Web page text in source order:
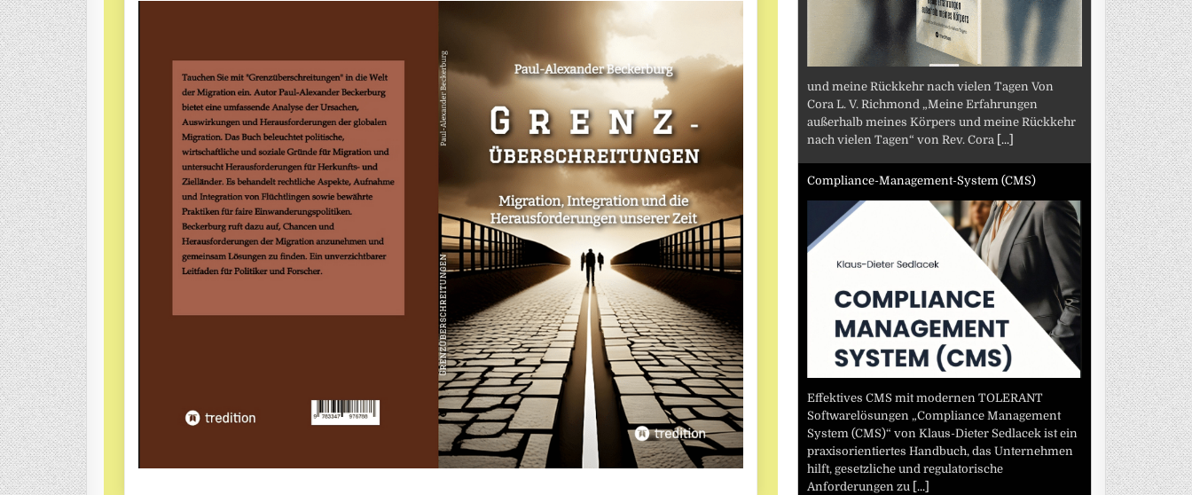
und meine Rückkehr nach vielen Tagen Von
Cora L. V. Richmond „Meine Erfahrungen
außerhalb meines Körpers und meine Rückkehr
nach vielen Tagen“ von Rev. Cora [...]
Compliance-Management-System (CMS)
Effektives CMS mit modernen TOLERANT
Softwarelösungen „Compliance Management
System (CMS)“ von Klaus-Dieter Sedlacek ist ein
praxisorientiertes Handbuch, das Unternehmen
hilft, gesetzliche und regulatorische
Anforderungen zu [...]